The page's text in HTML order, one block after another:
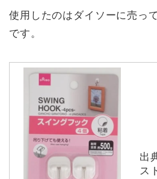
使用したのはダイソーに売っ
です。
出
ス